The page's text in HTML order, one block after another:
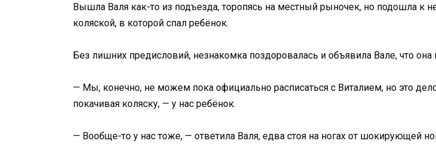
Вышла Валя как-то из подъезда, торопясь на местный рыночек, но подошла к
коляской, в которой спал ребёнок.
Без лишних предисловий, незнакомка поздоровалась и объявила Вале, что
— Мы, конечно, не можем пока официально расписаться с Виталием, но это
покачивая коляску, — у нас ребёнок.
— Вообще-то у нас тоже, — ответила Валя, едва стоя на ногах от шокирующей